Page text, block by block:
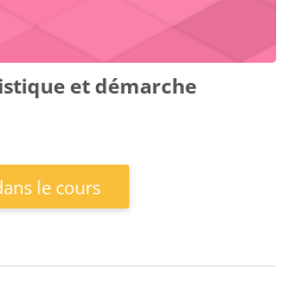
et démarche
le cours